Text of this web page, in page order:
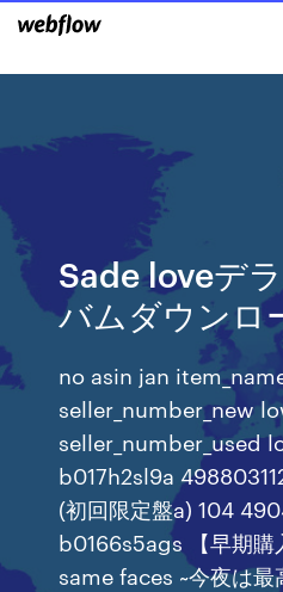
Sade loveデ
バムダウンロ
no asin jan
seller_number_new
seller_number_used
b017h2sl9a
(初回限定盤a) 104
b0166s5ags 【早期購
same faces ~今夜は最